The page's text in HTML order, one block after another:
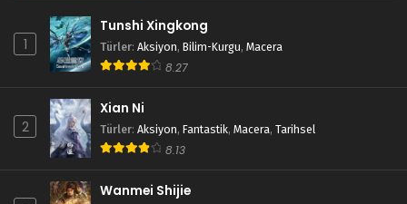
1
Tunshi Xingkong
Türler: Aksiyon, Bilim-Kurgu, Macera
8.27
2
Xian Ni
Türler: Aksiyon, Fantastik, Macera, Tarihsel
8.13
Wanmei Shijie